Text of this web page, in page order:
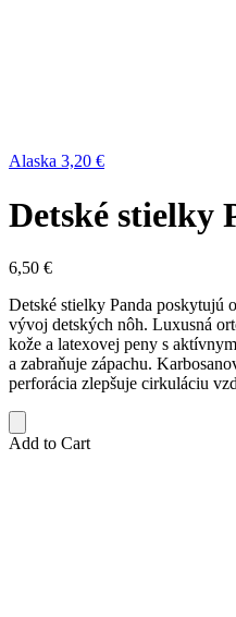
Alaska 3,20 €
Detské stielky
6,50 €
Detské stielky Panda poskytujú
vývoj detských nôh. Luxusná
kože a latexovej peny s
a zabraňuje zápachu.
perforácia zlepšuje cirkuláciu
Add to Cart